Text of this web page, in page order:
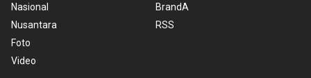
Nasional
Nusantara
Foto
Video
BrandA
RSS